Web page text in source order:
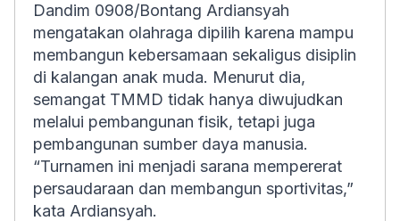
Dandim 0908/Bontang Ardiansyah
mengatakan olahraga dipilih karena mampu
membangun kebersamaan sekaligus disiplin
di kalangan anak muda. Menurut dia,
semangat TMMD tidak hanya diwujudkan
melalui pembangunan fisik, tetapi juga
pembangunan sumber daya manusia.
“Turnamen ini menjadi sarana mempererat
persaudaraan dan membangun sportivitas,”
kata Ardiansyah.